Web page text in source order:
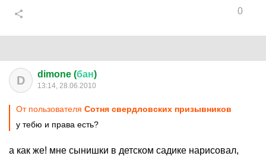
0
D dimone (бан)
13:14, 28.06.2010
От пользователя Сотня свердловских призывников
у тебю и права есть?
а как же! мне сынишки в детском садике нарисовал,